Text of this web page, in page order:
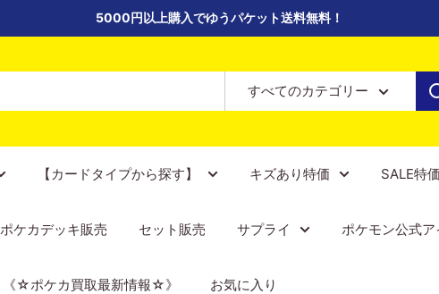
5000円以上購入でゆうパケット送料無料！
すべてのカテゴリー
【カードタイプから探す】 キズあり特価 SALE特価
ポケカデッキ販売 セット販売 サプライ ポケモン公式ア
《☆ポケカ買取最新情報☆》 お気に入り